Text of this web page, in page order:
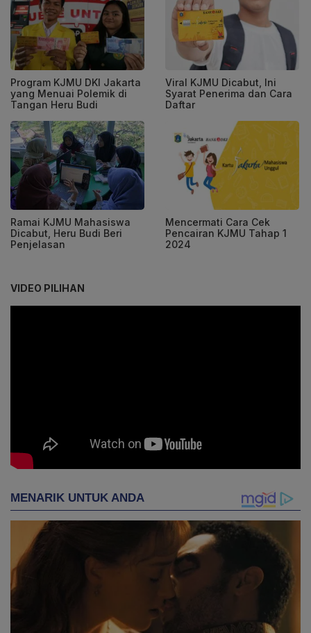
Program KJMU DKI Jakarta
yang Menuai Polemik di
Tangan Heru Budi
Viral KJMU Dicabut, Ini
Syarat Penerima dan Cara
Daftar
Ramai KJMU Mahasiswa
Dicabut, Heru Budi Beri
Penjelasan
Mencermati Cara Cek
Pencairan KJMU Tahap 1
2024
VIDEO PILIHAN